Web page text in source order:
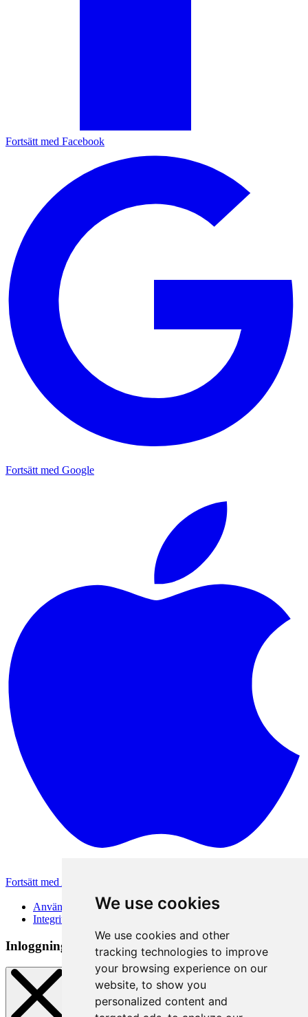
We use cookies
We use cookies and other
tracking technologies to improve
your browsing experience on our
website, to show you
personalized content and
Fortsätt med Facebook
Fortsätt med Google
Fortsätt med Apple
Användarvillkor
Integritetspolicy
Inloggningsmetod